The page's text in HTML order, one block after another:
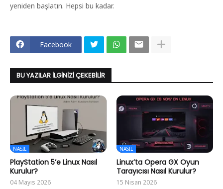
yeniden başlatın. Hepsi bu kadar.
Facebook
BU YAZILAR İLGINIZI ÇEKEBILIR
NASIL
PlayStation 5’e Linux Nasıl
Kurulur?
04 Mayıs 2026
NASIL
Linux’ta Opera GX Oyun
Tarayıcısı Nasıl Kurulur?
15 Nisan 2026